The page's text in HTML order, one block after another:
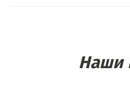
Наши